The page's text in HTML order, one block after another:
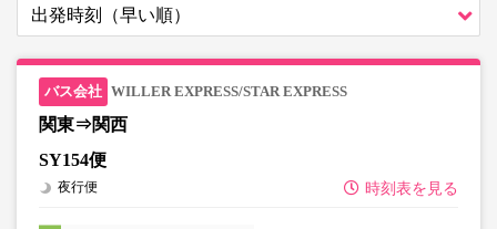
WILLER EXPRESS/STAR EXPRESS
関東⇒関西
SY154便
時刻表を見る
夜行便